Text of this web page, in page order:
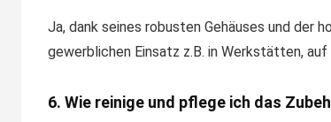
Ja, dank seines robusten Gehäuses und der
gewerblichen Einsatz z.B. in Werkstätten,
6. Wie reinige und pflege ich das